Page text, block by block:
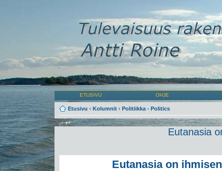
ETUSIVU OHJE
Etusivu ‹ Kolumnit ‹ Politiikka - Politics
Eutanasia
Eutanasia on